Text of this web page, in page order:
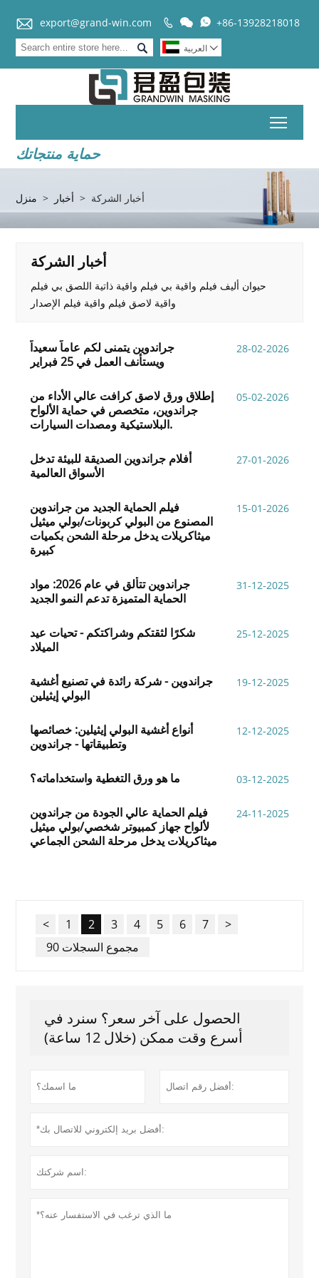
 export@grand-win.com    +86-13928218018
 العربية 
حماية منتجاتك
منزل > أخبار > أخبار الشركة
أخبار الشركة
حيوان أليف فيلم واقية بي فيلم واقية ذاتية اللصق بي فيلم
واقية لاصق فيلم واقية فيلم الإصدار
جراندوين يتمنى لكم عاماً سعيداً
ويستأنف العمل في 25 فبراير
28-02-2026
إطلاق ورق لاصق كرافت عالي الأداء من
جراندوين، متخصص في حماية الألواح
البلاستيكية ومصدات السيارات.
05-02-2026
أفلام جراندوين الصديقة للبيئة تدخل
الأسواق العالمية
27-01-2026
فيلم الحماية الجديد من جراندوين
المصنوع من البولي كربونات/بولي ميثيل
ميثاكريلات يدخل مرحلة الشحن بكميات
كبيرة
15-01-2026
جراندوين تتألق في عام 2026: مواد
الحماية المتميزة تدعم النمو الجديد
31-12-2025
شكرًا لثقتكم وشراكتكم - تحيات عيد
الميلاد
25-12-2025
جراندوين - شركة رائدة في تصنيع أغشية
البولي إيثيلين
19-12-2025
أنواع أغشية البولي إيثيلين: خصائصها
وتطبيقاتها - جراندوين
12-12-2025
ما هو ورق التغطية واستخداماته؟ 03-12-2025
فيلم الحماية عالي الجودة من جراندوين
لألواح جهاز كمبيوتر شخصي/بولي ميثيل
ميثاكريلات يدخل مرحلة الشحن الجماعي
24-11-2025
< 1 2 3 4 5 6 7
>
90 مجموع السجلات
الحصول على آخر سعر؟ سنرد في
أسرع وقت ممكن (خلال 12 ساعة)